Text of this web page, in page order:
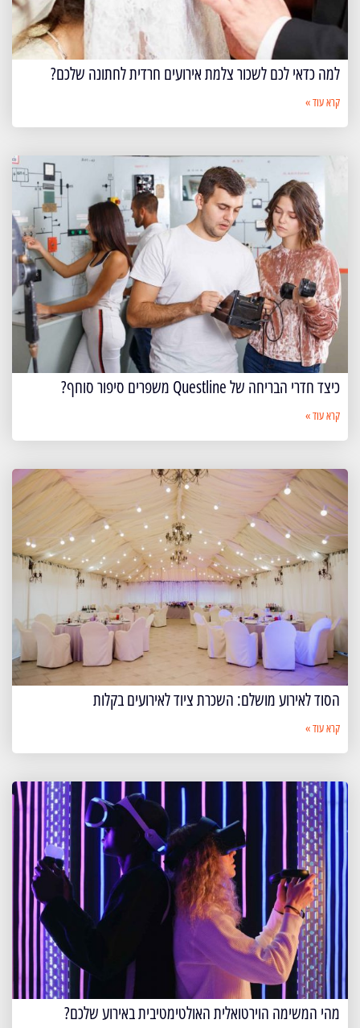
למה כדאי לכם לשכור צלמת אירועים חרדית לחתונה שלכם?
קרא עוד »
כיצד חדרי הבריחה של Questline משפרים סיפור סוחף?
קרא עוד »
הסוד לאירוע מושלם: השכרת ציוד לאירועים בקלות
קרא עוד »
מהי המשימה הוירטואלית האולטימטיבית באירוע שלכם?